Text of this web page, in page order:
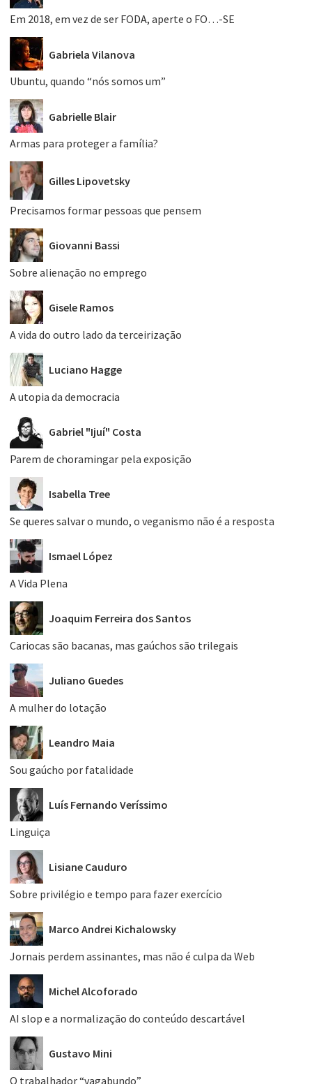
Em 2018, em vez de ser FODA, aperte o FO…-SE
Gabriela Vilanova
Ubuntu, quando “nós somos um”
Gabrielle Blair
Armas para proteger a família?
Gilles Lipovetsky
Precisamos formar pessoas que pensem
Giovanni Bassi
Sobre alienação no emprego
Gisele Ramos
A vida do outro lado da terceirização
Luciano Hagge
A utopia da democracia
Gabriel "Ijuí" Costa
Parem de choramingar pela exposição
Isabella Tree
Se queres salvar o mundo, o veganismo não é a resposta
Ismael López
A Vida Plena
Joaquim Ferreira dos Santos
Cariocas são bacanas, mas gaúchos são trilegais
Juliano Guedes
A mulher do lotação
Leandro Maia
Sou gaúcho por fatalidade
Luís Fernando Veríssimo
Linguiça
Lisiane Cauduro
Sobre privilégio e tempo para fazer exercício
Marco Andrei Kichalowsky
Jornais perdem assinantes, mas não é culpa da Web
Michel Alcoforado
AI slop e a normalização do conteúdo descartável
Gustavo Mini
O trabalhador “vagabundo”